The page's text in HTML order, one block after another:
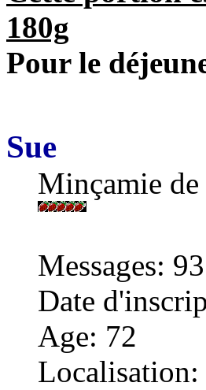
180g
Pour le
Sue
Minçamie
Messages:
Date
Age: 72
Localisation: